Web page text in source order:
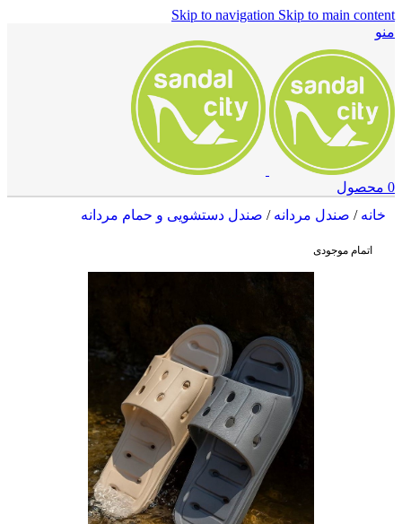
Skip to navigation Skip to main content
منو
0 محصول
خانه/ صندل مردانه/ صندل دستشویی و حمام مردانه
اتمام موجودی